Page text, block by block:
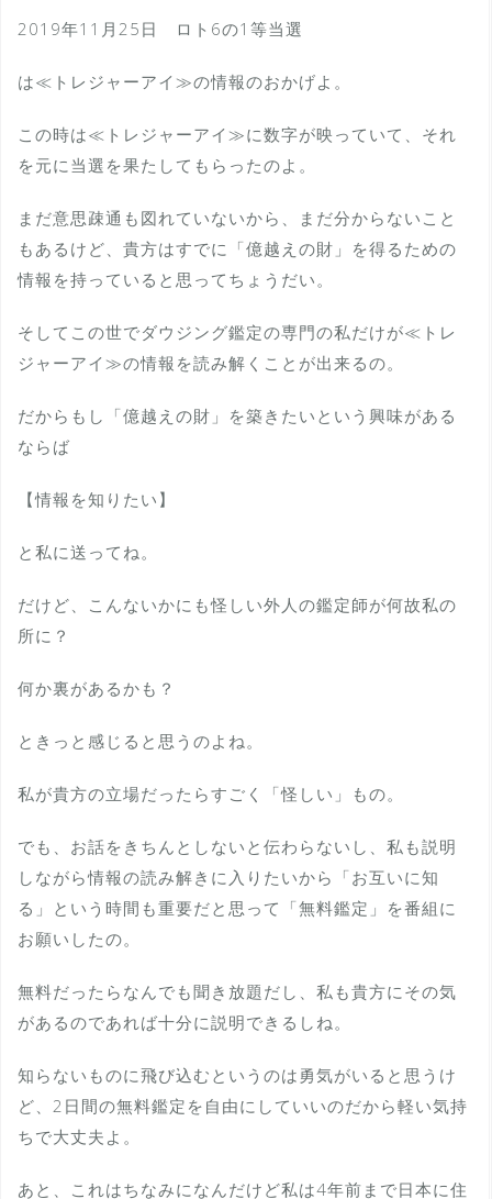
2019年11月25日 ロト6の1等当選
は≪トレジャーアイ≫の情報のおかげよ。
この時は≪トレジャーアイ≫に数字が映っていて、それ
を元に当選を果たしてもらったのよ。
まだ意思疎通も図れていないから、まだ分からないこと
もあるけど、貴方はすでに「億越えの財」を得るための
情報を持っていると思ってちょうだい。
そしてこの世でダウジング鑑定の専門の私だけが≪トレ
ジャーアイ≫の情報を読み解くことが出来るの。
だからもし「億越えの財」を築きたいという興味がある
ならば
【情報を知りたい】
と私に送ってね。
だけど、こんないかにも怪しい外人の鑑定師が何故私の
所に？
何か裏があるかも？
ときっと感じると思うのよね。
私が貴方の立場だったらすごく「怪しい」もの。
でも、お話をきちんとしないと伝わらないし、私も説明
しながら情報の読み解きに入りたいから「お互いに知
る」という時間も重要だと思って「無料鑑定」を番組に
お願いしたの。
無料だったらなんでも聞き放題だし、私も貴方にその気
があるのであれば十分に説明できるしね。
知らないものに飛び込むというのは勇気がいると思うけ
ど、2日間の無料鑑定を自由にしていいのだから軽い気持
ちで大丈夫よ。
あと、これはちなみになんだけど私は4年前まで日本に住